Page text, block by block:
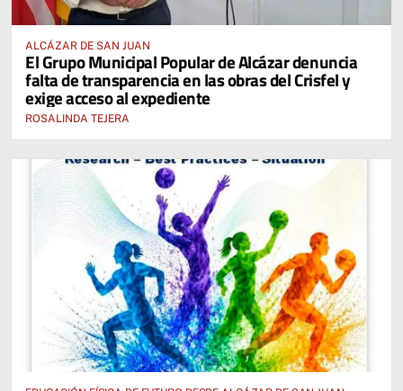
ALCÁZAR DE SAN JUAN
El Grupo Municipal Popular de Alcázar denuncia
falta de transparencia en las obras del Crisfel y
exige acceso al expediente
ROSALINDA TEJERA